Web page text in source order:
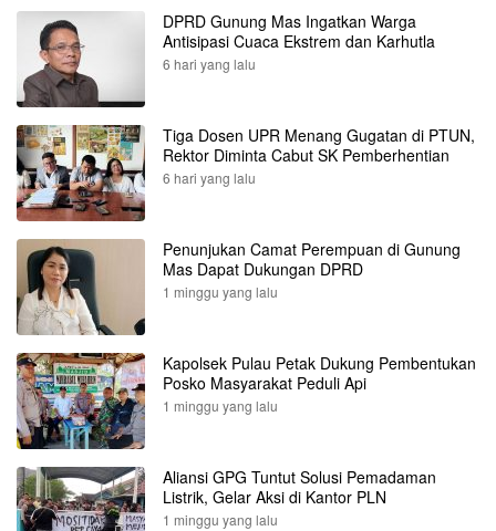
DPRD Gunung Mas Ingatkan Warga
Antisipasi Cuaca Ekstrem dan Karhutla
6 hari yang lalu
Tiga Dosen UPR Menang Gugatan di PTUN,
Rektor Diminta Cabut SK Pemberhentian
6 hari yang lalu
Penunjukan Camat Perempuan di Gunung
Mas Dapat Dukungan DPRD
1 minggu yang lalu
Kapolsek Pulau Petak Dukung Pembentukan
Posko Masyarakat Peduli Api
1 minggu yang lalu
Aliansi GPG Tuntut Solusi Pemadaman
Listrik, Gelar Aksi di Kantor PLN
1 minggu yang lalu